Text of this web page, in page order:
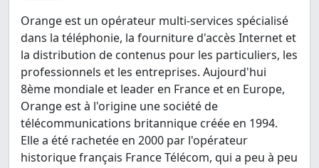
Orange est un opérateur multi-services spécialisé
dans la téléphonie, la fourniture d'accès Internet et
la distribution de contenus pour les particuliers, les
professionnels et les entreprises. Aujourd'hui
8ème mondiale et leader en France et en Europe,
Orange est à l'origine une société de
télécommunications britannique créée en 1994.
Elle a été rachetée en 2000 par l'opérateur
historique français France Télécom, qui a peu à peu